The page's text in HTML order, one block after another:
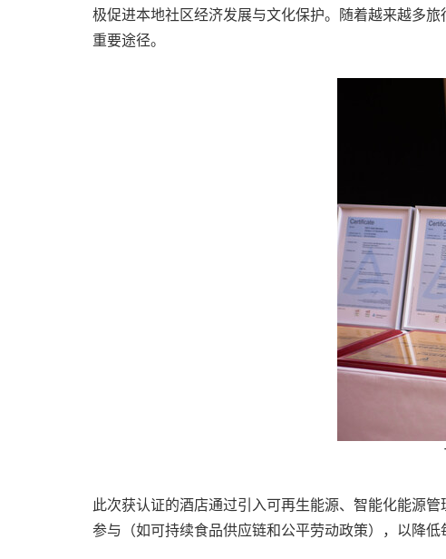
极促进本地社区经济发展与文化保护。随着越来越多
重要途径。
此次获认证的酒店通过引入可再生能源、智能化能源
参与（如可持续食品供应链和公平劳动政策），以降